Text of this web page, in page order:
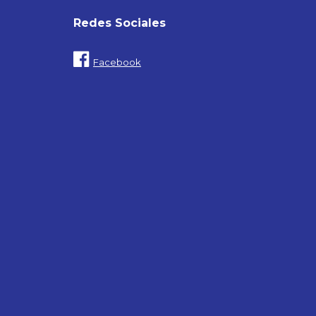
Redes Sociales
Facebook